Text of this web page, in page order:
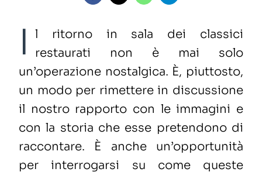
I
l ritorno in sala dei classici
restaurati non è mai solo
un’operazione nostalgica. È, piuttosto,
un modo per rimettere in discussione
il nostro rapporto con le immagini e
con la storia che esse pretendono di
raccontare. È anche un’opportunità
per interrogarsi su come queste